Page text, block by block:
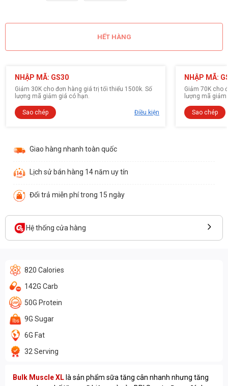
HẾT HÀNG
NHẬP MÃ: GS30
Giảm 30K cho đơn hàng giá trị tối thiểu 1500k. Số
lượng mã giảm giá có hạn.
Sao chép Điều kiện
NHẬP MÃ:
Giảm 70K cho
lượng mã
Sao chép
Giao hàng nhanh toàn quốc
Lịch sử bán hàng 14 năm uy tín
Đổi trả miễn phí trong 15 ngày
Hệ thống cửa hàng
820 Calories
142G Carb
50G Protein
9G Sugar
6G Fat
32 Serving
Bulk Muscle XL là sản phẩm sữa tăng cân nhanh nhưng tăng